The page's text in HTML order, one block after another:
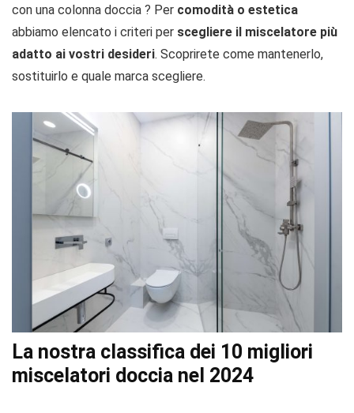
con una colonna doccia ? Per comodità o estetica
abbiamo elencato i criteri per scegliere il miscelatore più
adatto ai vostri desideri. Scoprirete come mantenerlo,
sostituirlo e quale marca scegliere.
La nostra classifica dei 10 migliori
miscelatori doccia nel 2024